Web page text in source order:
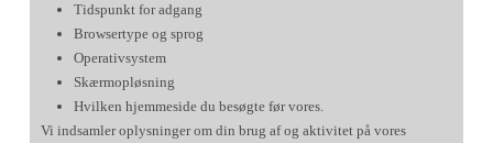
Tidspunkt for adgang
Browsertype og sprog
Operativsystem
Skærmopløsning
Hvilken hjemmeside du besøgte før vores.
Vi indsamler oplysninger om din brug af og aktivitet på vores